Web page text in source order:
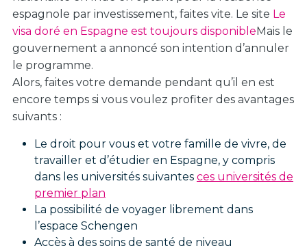
espagnole par investissement, faites vite. Le site Le
visa doré en Espagne est toujours disponibleMais le
gouvernement a annoncé son intention d’annuler
le programme.
Alors, faites votre demande pendant qu’il en est
encore temps si vous voulez profiter des avantages
suivants :
Le droit pour vous et votre famille de vivre, de
travailler et d’étudier en Espagne, y compris
dans les universités suivantes ces universités de
premier plan
La possibilité de voyager librement dans
l’espace Schengen
Accès à des soins de santé de niveau